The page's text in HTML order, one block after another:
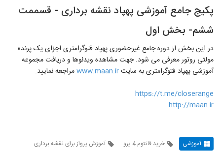
پکیج جامع آموزشی پهپاد نقشه برداری - قسممت
ششم- بخش اول
در این بخش از دوره جامع غیرحضوری پهپاد فتوگرامتری اجزای یک پرنده
مولتی روتور معرفی می شود. جهت مشاهده ویدئوها و دریافت مجموعه
آموزشی پهپاد فتوگرامتری به سایتwww.maan.irمراجعه نمایید.
https://t.me/closerange
http://maan.ir
آموزشی خرید فانتوم 4 پرو
آموزش پرواز برای نقشه برداری